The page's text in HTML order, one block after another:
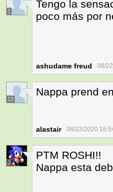
1
Tengo la
poco más por
ashudame freud 08/
12
Nappa prend
alastair 08/22/2020
3
PTM ROSHI!!
Nappa esta